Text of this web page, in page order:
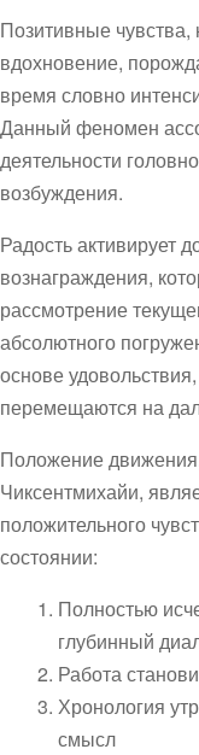
Позитивные
вдохновение,
время словно
Данный феномен
деятельности
возбуждения.
Радость активирует
вознаграждения,
рассмотрение
абсолютного
основе
перемещаются на
Положение
Чиксентмихайи,
положительного
состоянии:
Полностью
глубинный
Работа
Хронология
смысл